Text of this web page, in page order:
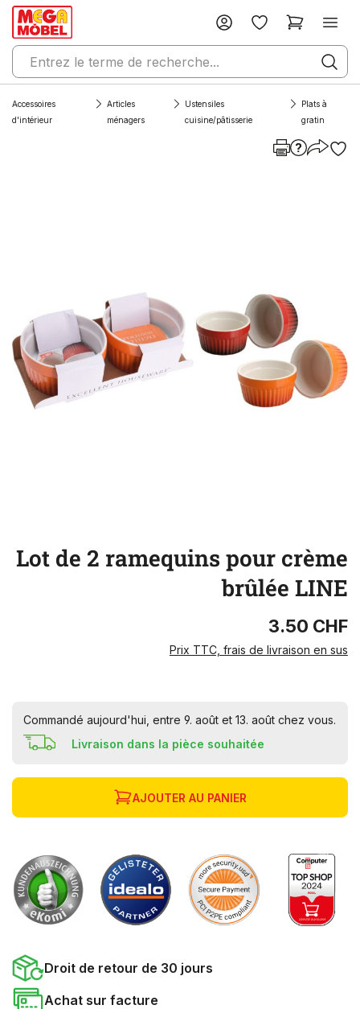
Accessoires
d'intérieur
Articles
ménagers
Ustensiles
cuisine/pâtisserie
Plats à
gratin
Lot de 2 ramequins pour crème
brûlée LINE
3.50 CHF
Prix TTC, frais de livraison en sus
Commandé aujourd'hui, entre 9. août et 13. août chez vous.
Livraison dans la pièce souhaitée
AJOUTER AU PANIER
Droit de retour de 30 jours
Achat sur facture